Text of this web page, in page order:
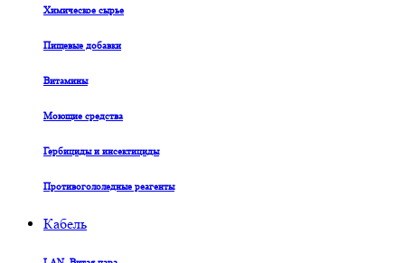
Химическое сырье
Пищевые добавки
Витамины
Моющие средства
Гербициды и инсектициды
Противогололедные реагенты
Кабель